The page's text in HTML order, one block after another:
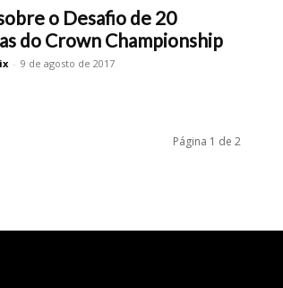
o Desafio de 20
do Crown Championship
- 9 de agosto de 2017
Página 1 de 2